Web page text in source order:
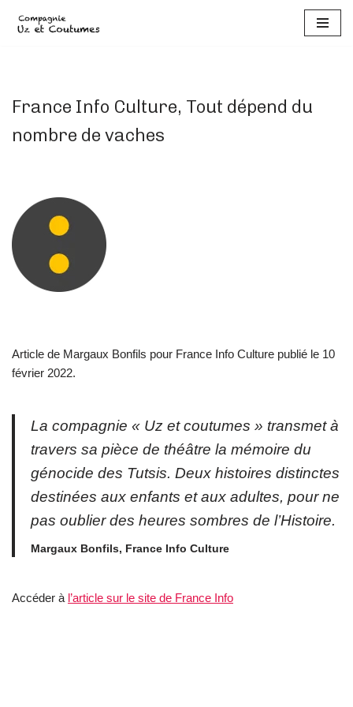
France Info Culture, Tout dépend du
nombre de vaches
Article de Margaux Bonfils pour France Info Culture publié le 10
février 2022.
La compagnie « Uz et coutumes » transmet à
travers sa pièce de théâtre la mémoire du
génocide des Tutsis. Deux histoires distinctes
destinées aux enfants et aux adultes, pour ne
pas oublier des heures sombres de l’Histoire.
Margaux Bonfils, France Info Culture
Accéder à l’article sur le site de France Info